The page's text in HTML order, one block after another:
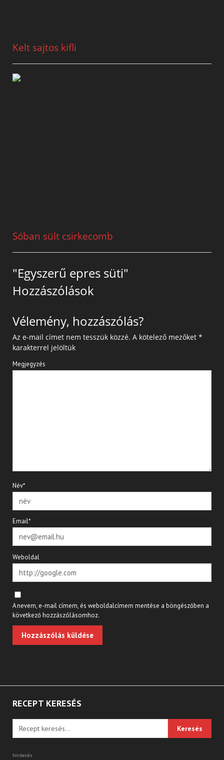
Kelt sajtos kifli
Sóban sült csirkecomb
"Egyszerű epres süti"
Hozzászólások
Vélemény, hozzászólás?
Az e-mail címet nem tesszük közzé. A kötelező mezőket *
karakterrel jelöltük
Megjegyzés
Név*
Email*
Weboldal
A nevem, e-mail címem, és weboldalcímem mentése a böngészőben a
következő hozzászólásomhoz.
RECEPT KERESÉS
hirdetés